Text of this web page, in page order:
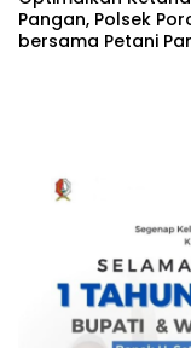
Pangan, Polsek
bersama Petani